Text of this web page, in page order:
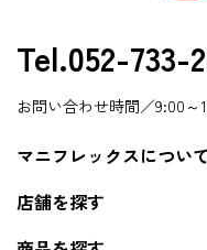
Tel.052-733-
お問い合わせ時間／9:00～
マニフレックスについて
店舗を探す